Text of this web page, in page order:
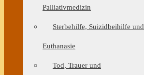
Palliativmedizin
Sterbehilfe, Suizidbeihilfe und
Euthanasie
Tod, Trauer und